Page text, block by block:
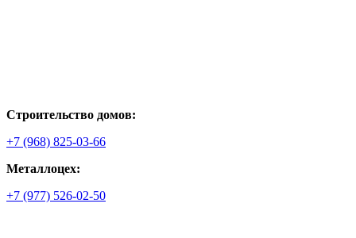
Строительство домов:
+7 (968) 825-03-66
Металлоцех:
+7 (977) 526-02-50